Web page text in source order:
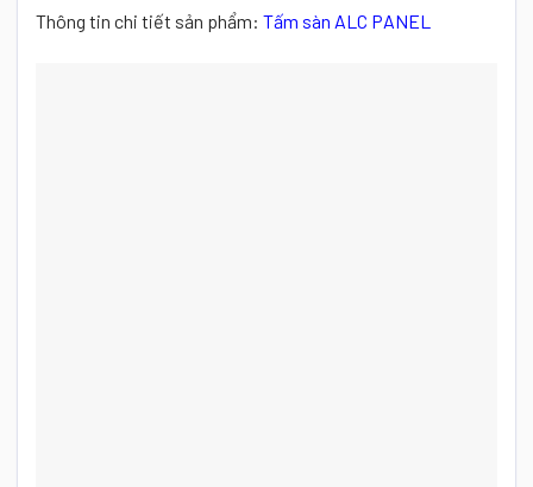
Thông tin chi tiết sản phẩm: Tấm sàn ALC PANEL